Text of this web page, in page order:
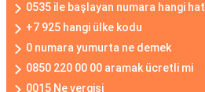
0535 ile başlayan numara hangi hat
+7 925 hangi ülke kodu
0 numara yumurta ne demek
0850 220 00 00 aramak ücretli mi
0015 Ne vergisi